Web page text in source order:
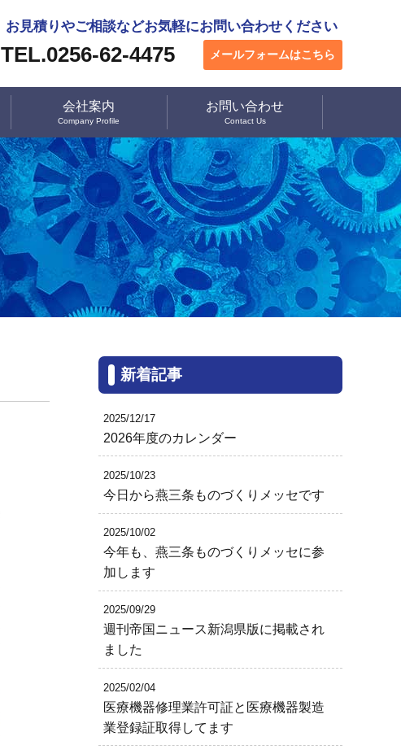
お見積りやご相談などお気軽にお問い合わせください
TEL.0256-62-4475 メールフォームはこちら
会社案内
Company Profile
お問い合わせ
Contact Us
新着記事
2025/12/17
2026年度のカレンダー
2025/10/23
今日から燕三条ものづくりメッセです
2025/10/02
今年も、燕三条ものづくりメッセに参
加します
2025/09/29
週刊帝国ニュース新潟県版に掲載され
ました
2025/02/04
医療機器修理業許可証と医療機器製造
業登録証取得してます